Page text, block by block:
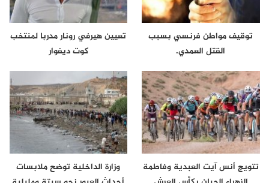
توقيف مواطن فرنسي بسبب
القتل العمدي.
تعيين هيرفي رونار مدربا لمنتخب
كوت ديفوار
تتويج أنس آيت العبدية وفاطمة
وزارة الداخلية توضح ملابسات